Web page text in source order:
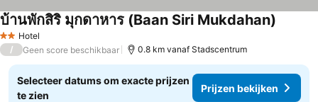
2 Sterren
Hotel
บ้านพักสิริ มุกดาหาร (Baan Siri Mukdahan)
/ Geen score beschikbaar 0.8 km vanaf Stadscentrum
Selecteer datums om exacte prijzen
te zien
Prijzen bekijken